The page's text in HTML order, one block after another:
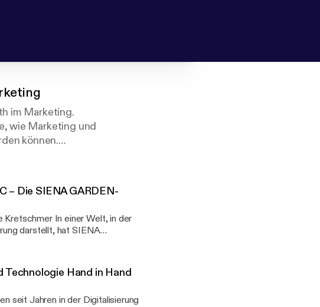
im Marketing.
wie Marketing und
können.
– Die SIENA GARDEN-
Welt, in der
darstellt, hat SIENA
entscheidenden Schritt
die faszinierende Reise
zur wagemutigen Expansion in
beiden
die Rolle von SIENA
Hand in Hand